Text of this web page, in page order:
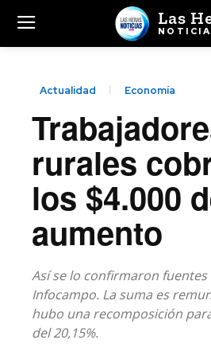
Las
Actualidad Economía
rurales
los $4.000
aumento
Así se lo confirmaron fuentes
Infocampo. La suma es
hubo una recomposición
del 20,15%.